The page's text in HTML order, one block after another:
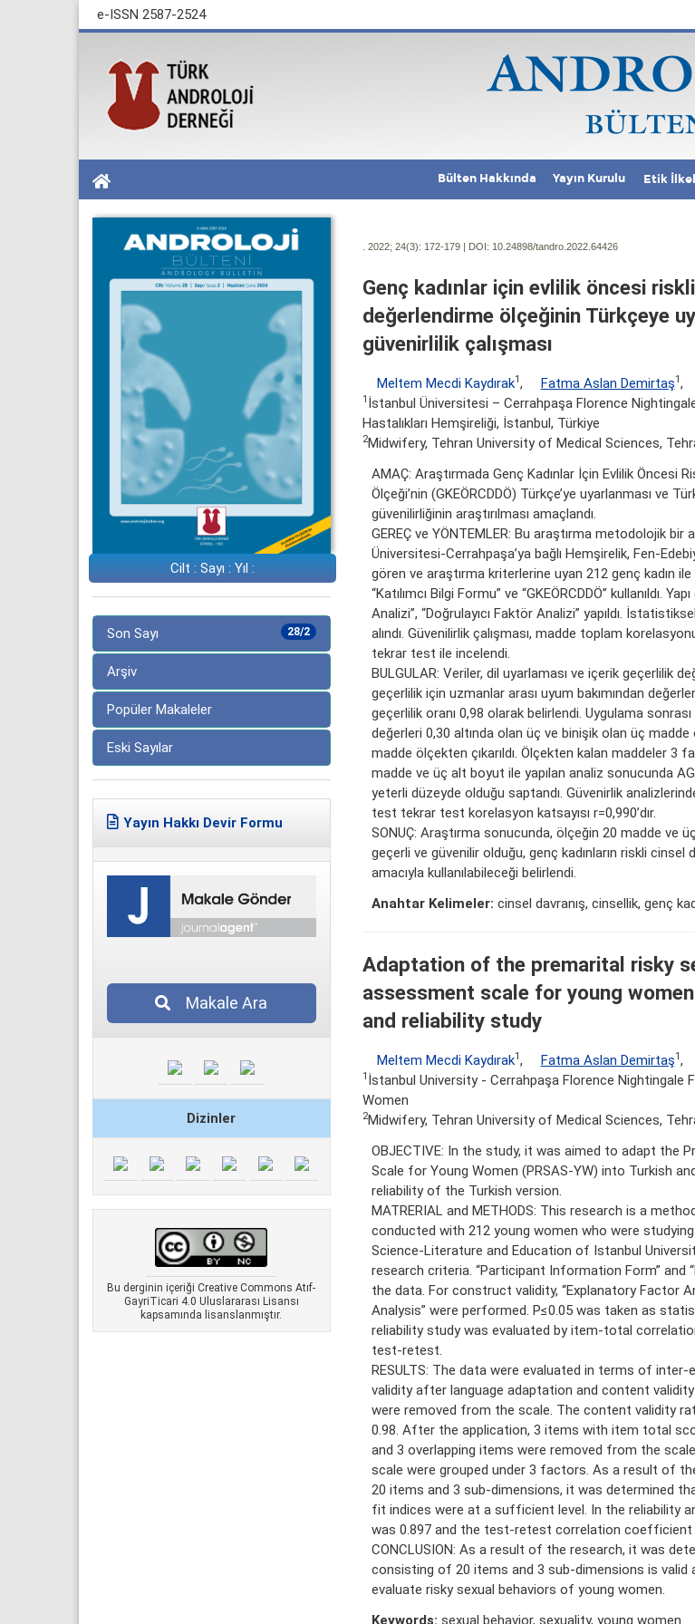
e-ISSN 2587-2524
Bülten Hakkında Yayın Kurulu Etik
Cilt : Sayı : Yıl :
28/2
Son Sayı
Arşiv
Popüler Makaleler
Eski Sayılar
Yayın Hakkı Devir Formu
Makale Ara
Dizinler
Bu derginin içeriği Creative Commons Atıf-
GayriTicari 4.0 Uluslararası Lisansı
kapsamında lisanslanmıştır.
. 2022; 24(3): 172-179 | DOI: 10.24898/tandro.2022.64426
Genç kadınlar için evlilik öncesi
değerlendirme ölçeğinin Türkçeye
güvenirlilik çalışması
Meltem Mecdi Kaydırak1 , Fatma Aslan Demirtaş1 ,
1 İstanbul Üniversitesi – Cerrahpaşa Florence Nightingale
Hastalıkları Hemşireliği, İstanbul, Türkiye
2Midwifery, Tehran University of Medical Sciences,
AMAÇ: Araştırmada Genç Kadınlar İçin Evlilik Öncesi
Ölçeği’nin (GKEÖRCDDÖ) Türkçe’ye uyarlanması ve
güvenilirliğinin araştırılması amaçlandı.
GEREÇ ve YÖNTEMLER: Bu araştırma metodolojik bir
Üniversitesi-Cerrahpaşa’ya bağlı Hemşirelik, Fen-
gören ve araştırma kriterlerine uyan 212 genç kadın ile
“Katılımcı Bilgi Formu” ve “GKEÖRCDDÖ” kullanıldı.
Analizi”, “Doğrulayıcı Faktör Analizi” yapıldı.
alındı. Güvenilirlik çalışması, madde toplam
tekrar test ile incelendi.
BULGULAR: Veriler, dil uyarlaması ve içerik geçerlilik
geçerlilik için uzmanlar arası uyum bakımından
geçerlilik oranı 0,98 olarak belirlendi. Uygulama
değerleri 0,30 altında olan üç ve binişik olan üç madde
madde ölçekten çıkarıldı. Ölçekten kalan maddeler 3
madde ve üç alt boyut ile yapılan analiz sonucunda
yeterli düzeyde olduğu saptandı. Güvenirlik
test tekrar test korelasyon katsayısı r=0,990’dır.
SONUÇ: Araştırma sonucunda, ölçeğin 20 madde ve
geçerli ve güvenilir olduğu, genç kadınların riskli cinsel
amacıyla kullanılabileceği belirlendi.
Anahtar Kelimeler: cinsel davranış, cinsellik, genç
Adaptation of the premarital risky
assessment scale for young
and reliability study
Meltem Mecdi Kaydırak1, Fatma Aslan Demirtaş1,
1 İstanbul University - Cerrahpaşa Florence
Women
2Midwifery, Tehran University of Medical Sciences,
OBJECTIVE: In the study, it was aimed to adapt the
Scale for Young Women (PRSAS-YW) into Turkish
reliability of the Turkish version.
MATRERIAL and METHODS: This research is a
conducted with 212 young women who were
Science-Literature and Education of Istanbul
research criteria. “Participant Information Form” and
the data. For construct validity, “Explanatory Factor
Analysis” were performed. P≤0.05 was taken as
reliability study was evaluated by item-total
test-retest.
RESULTS: The data were evaluated in terms of
validity after language adaptation and content
were removed from the scale. The content validity
0.98. After the application, 3 items with item total
and 3 overlapping items were removed from the
scale were grouped under 3 factors. As a result of
20 items and 3 sub-dimensions, it was determined
fit indices were at a sufficient level. In the reliability
was 0.897 and the test-retest correlation coefficient
CONCLUSION: As a result of the research, it was
consisting of 20 items and 3 sub-dimensions is valid
evaluate risky sexual behaviors of young women.
Keywords: sexual behavior, sexuality, young women